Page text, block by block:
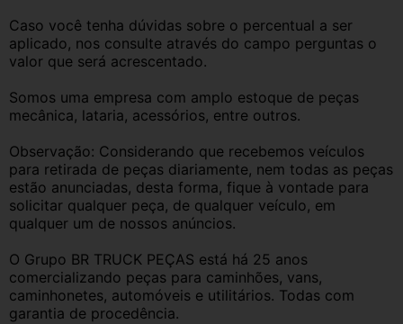
Caso você tenha dúvidas sobre o percentual a ser
aplicado, nos consulte através do campo perguntas o
valor que será acrescentado.
Somos uma empresa com amplo estoque de peças
mecânica, lataria, acessórios, entre outros.
Observação: Considerando que recebemos veículos
para retirada de peças diariamente, nem todas as peças
estão anunciadas, desta forma, fique à vontade para
solicitar qualquer peça, de qualquer veículo, em
qualquer um de nossos anúncios.
O Grupo BR TRUCK PEÇAS está há 25 anos
comercializando peças para caminhões, vans,
caminhonetes, automóveis e utilitários. Todas com
garantia de procedência.